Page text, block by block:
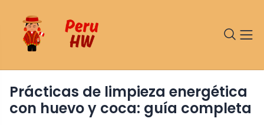
Prácticas de limpieza energética
con huevo y coca: guía completa